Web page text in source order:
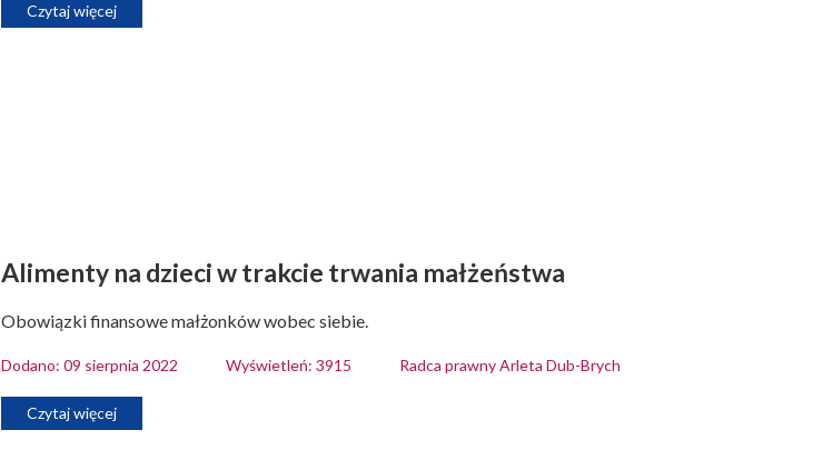
Czytaj więcej
Alimenty na dzieci w trakcie trwania małżeństwa
Obowiązki finansowe małżonków wobec siebie.
Dodano: 09 sierpnia 2022 Wyświetleń: 3915 Radca prawny Arleta Dub-Brych
Czytaj więcej